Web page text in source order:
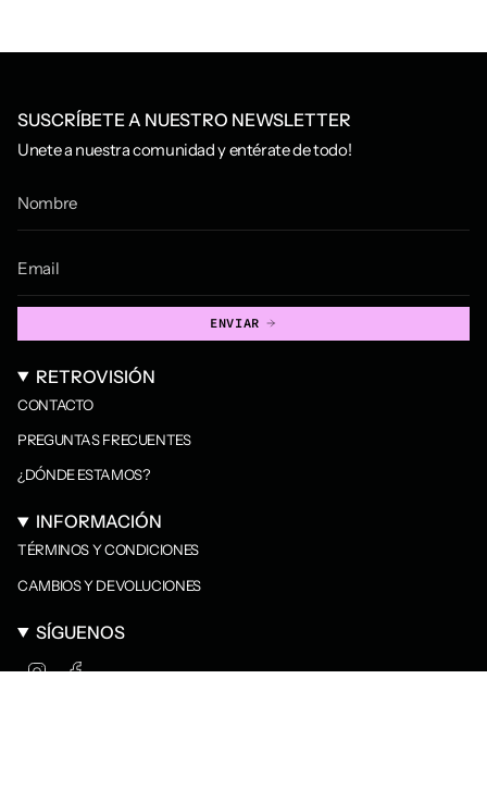
SUSCRÍBETE A NUESTRO NEWSLETTER
Unete a nuestra comunidad y entérate de todo!
ENVIAR
RETROVISIÓN
CONTACTO
PREGUNTAS FRECUENTES
¿DÓNDE ESTAMOS?
INFORMACIÓN
TÉRMINOS Y CONDICIONES
CAMBIOS Y DEVOLUCIONES
SÍGUENOS
I
F